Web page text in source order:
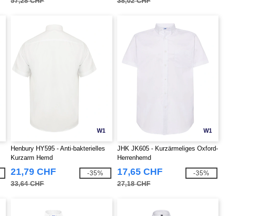
W1
Henbury HY595 - Anti-bakterielles
Kurzarm Hemd
21,79 CHF
33,64 CHF
-35%
W1
JHK JK605 - Kurzärmeliges Oxford-
Herrenhemd
17,65 CHF
27,18 CHF
-35%